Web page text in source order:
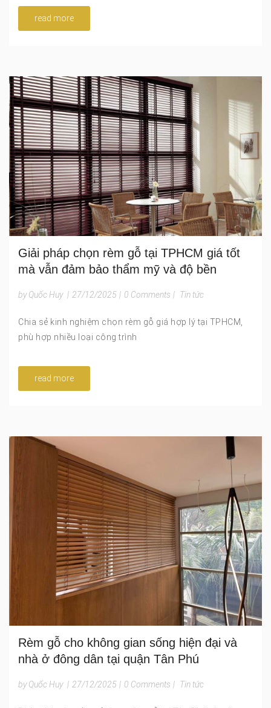
read more
Giải pháp chọn rèm gỗ tại TPHCM giá tốt
mà vẫn đảm bảo thẩm mỹ và độ bền
by Quốc Huy | 27/12/2025 | 0 Comments | Tin tức
Chia sẻ kinh nghiệm chọn rèm gỗ giá hợp lý tại TPHCM,
phù hợp nhiều loại công trình
read more
Rèm gỗ cho không gian sống hiện đại và
nhà ở đông dân tại quận Tân Phú
by Quốc Huy | 27/12/2025 | 0 Comments | Tin tức